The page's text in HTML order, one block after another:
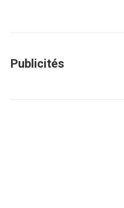
Publicités